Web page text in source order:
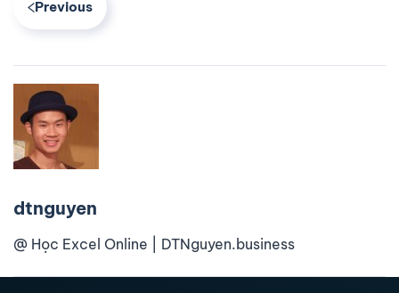
Previous
dtnguyen
@ Học Excel Online | DTNguyen.business